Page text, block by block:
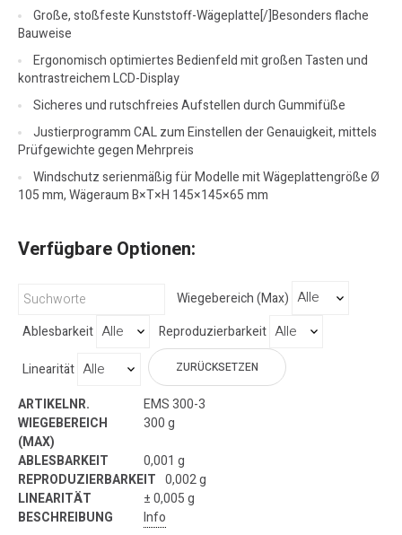
Große, stoßfeste Kunststoff-Wägeplatte[/]Besonders flache
Bauweise
Ergonomisch optimiertes Bedienfeld mit großen Tasten und
kontrastreichem LCD-Display
Sicheres und rutschfreies Aufstellen durch Gummifüße
Justierprogramm CAL zum Einstellen der Genauigkeit, mittels
Prüfgewichte gegen Mehrpreis
Windschutz serienmäßig für Modelle mit Wägeplattengröße Ø
105 mm, Wägeraum B×T×H 145×145×65 mm
Verfügbare Optionen:
Wiegebereich (Max)
Ablesbarkeit
Reproduzierbarkeit
Linearität
ZURÜCKSETZEN
EMS 300-3
300 g
0,001 g
0,002 g
± 0,005 g
Info